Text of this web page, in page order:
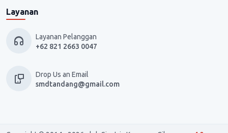
Layanan
Layanan Pelanggan
+62 821 2663 0047
Drop Us an Email
smdtandang@gmail.com